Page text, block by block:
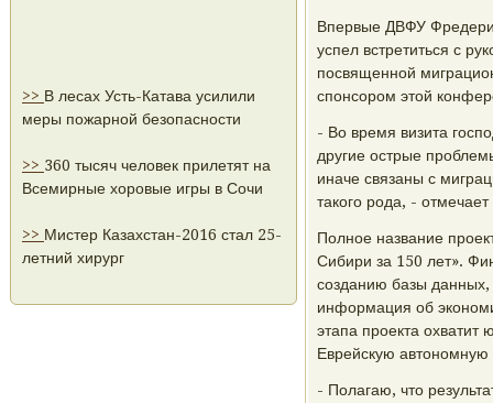
>> В лесах Усть-Катава усилили
меры пожарной безопасности
>> 360 тысяч человек прилетят на
Всемирные хоровые игры в Сочи
>> Мистер Казахстан-2016 стал 25-
летний хирург
Впервые ДВФУ
успел встретиться с
посвященной
спонсором этой
- Во время визита
другие острые
иначе связаны с
такого рода, -
Полное название
Сибири за 150 лет».
созданию базы данных,
информация об
этапа проекта охватит
Еврейскую автономную
- Полагаю, что